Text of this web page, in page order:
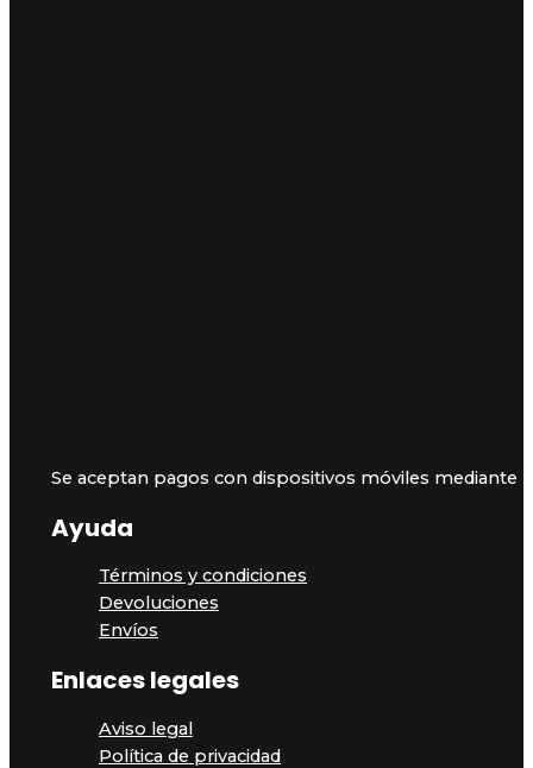
Se aceptan pagos con dispositivos móviles mediante
Ayuda
Términos y condiciones
Devoluciones
Envíos
Enlaces legales
Aviso legal
Política de privacidad